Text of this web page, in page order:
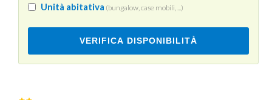
Unità abitativa (bungalow, case mobili, ...)
VERIFICA DISPONIBILITÀ